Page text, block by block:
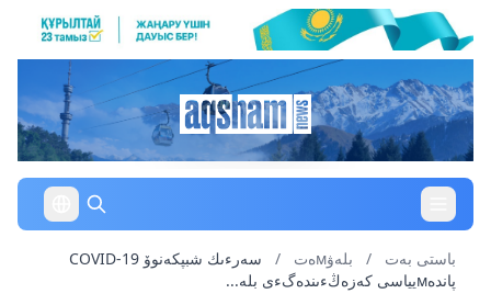
باستى بەت / بلەۋмەت /
سەرءىك شبپكەنوۆ COVID-19
پاندەмيياسى كەزەڭءىندەگءى بلە...